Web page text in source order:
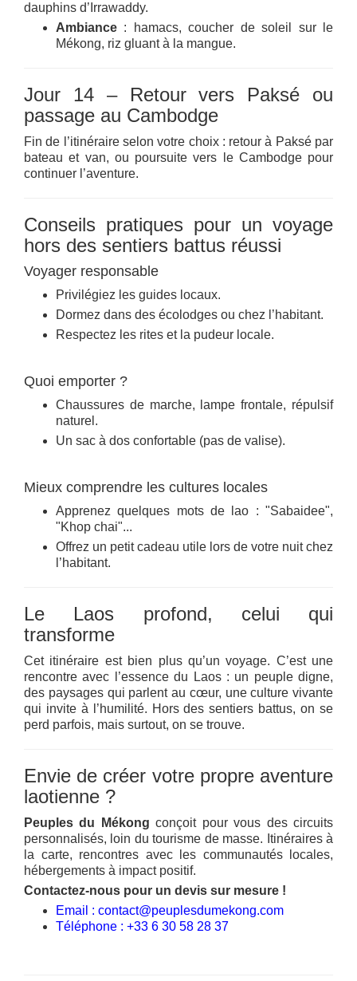
dauphins d’Irrawaddy.
Ambiance : hamacs, coucher de soleil sur le
Mékong, riz gluant à la mangue.
Jour 14 – Retour vers Paksé ou
passage au Cambodge
Fin de l’itinéraire selon votre choix : retour à Paksé par
bateau et van, ou poursuite vers le Cambodge pour
continuer l’aventure.
Conseils pratiques pour un voyage
hors des sentiers battus réussi
Voyager responsable
Privilégiez les guides locaux.
Dormez dans des écolodges ou chez l’habitant.
Respectez les rites et la pudeur locale.
Quoi emporter ?
Chaussures de marche, lampe frontale, répulsif
naturel.
Un sac à dos confortable (pas de valise).
Mieux comprendre les cultures locales
Apprenez quelques mots de lao : "Sabaidee",
"Khop chai"...
Offrez un petit cadeau utile lors de votre nuit chez
l’habitant.
Le Laos profond, celui qui
transforme
Cet itinéraire est bien plus qu’un voyage. C’est une
rencontre avec l’essence du Laos : un peuple digne,
des paysages qui parlent au cœur, une culture vivante
qui invite à l’humilité. Hors des sentiers battus, on se
perd parfois, mais surtout, on se trouve.
Envie de créer votre propre aventure
laotienne ?
Peuples du Mékong conçoit pour vous des circuits
personnalisés, loin du tourisme de masse. Itinéraires à
la carte, rencontres avec les communautés locales,
hébergements à impact positif.
Contactez-nous pour un devis sur mesure !
Email : contact@peuplesdumekong.com
Téléphone : +33 6 30 58 28 37